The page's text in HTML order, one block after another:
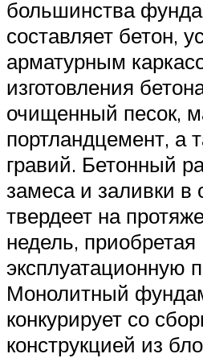
большинства
составляет бетон,
арматурным
изготовления
очищенный песок,
портландцемент, а
гравий. Бетонный
замеса и заливки в
твердеет на
недель, приобретая
эксплуатационную
Монолитный
конкурирует со
конструкцией из